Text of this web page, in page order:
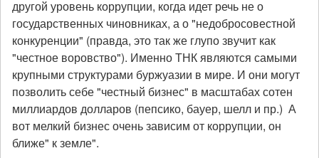
другой уровень коррупции, когда идет речь не о
государственных чиновниках, а о "недобросовестной
конкуренции" (правда, это так же глупо звучит как
"честное воровство"). Именно ТНК являются самыми
крупными структурами буржуазии в мире. И они могут
позволить себе "честный бизнес" в масштабах сотен
миллиардов долларов (пепсико, бауер, шелл и пр.) А
вот мелкий бизнес очень зависим от коррупции, он
ближе" к земле".